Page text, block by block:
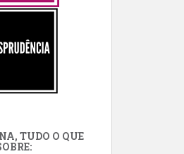
TUDO O QUE